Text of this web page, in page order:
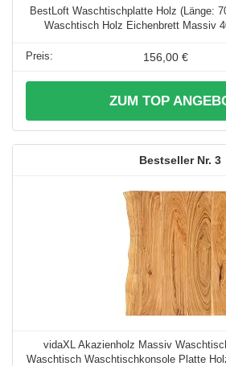
BestLoft Waschtischplatte Holz (Länge:
Waschtisch Holz Eichenbrett Massiv
156,00 €
ZUM TOP
3
vidaXL Akazienholz Massiv
Waschtisch Waschtischkonsole Platte